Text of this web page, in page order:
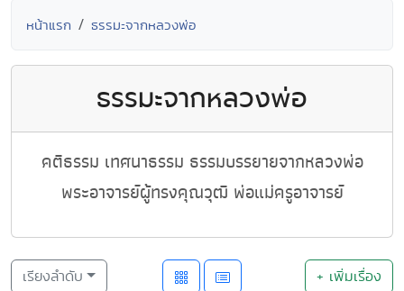
หน้าแรก ธรรมะจากหลวงพ่อ
ธรรมะจากหลวงพ่อ
คติธรรม เทศนาธรรม ธรรมบรรยายจากหลวงพ่อ
พระอาจารย์ผู้ทรงคุณวุฒิ พ่อแม่ครูอาจารย์
เรียงลำดับ + เพิ่มเรื่อง